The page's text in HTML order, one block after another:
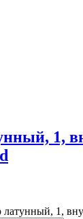
1,
1,